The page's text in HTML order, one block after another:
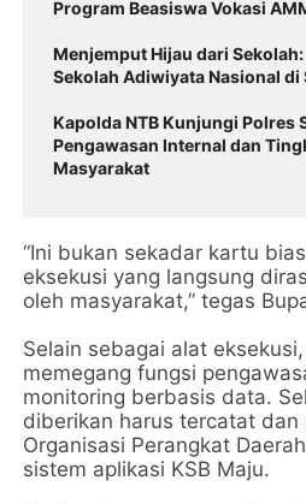
Program Beasiswa Vokasi
Menjemput Hijau dari
Sekolah Adiwiyata Nasional di
Kapolda NTB Kunjungi Polres
Pengawasan Internal dan
Masyarakat
“Ini bukan sekadar kartu
eksekusi yang langsung
oleh masyarakat,” tegas
Selain sebagai alat
memegang fungsi
monitoring berbasis data.
diberikan harus tercatat
Organisasi Perangkat
sistem aplikasi KSB Maju.